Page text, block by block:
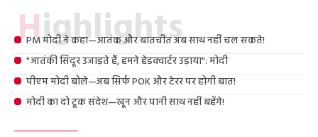
Highlights
PM मोदी ने कहा—आतंक और बातचीत अब साथ नहीं चल सकते!
"आतंकी सिंदूर उजाड़ते हैं, हमने हेडक्वार्टर उड़ाया": मोदी
पीएम मोदी बोले—अब सिर्फ POK और टेरर पर होगी बात!
मोदी का दो टूक संदेश—खून और पानी साथ नहीं बहेंगे!